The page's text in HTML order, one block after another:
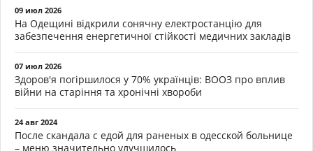
09 июл 2026
На Одещині відкрили сонячну електростанцію для
забезпечення енергетичної стійкості медичних закладів
07 июл 2026
Здоров'я погіршилося у 70% українців: ВООЗ про вплив
війни на старіння та хронічні хвороби
24 авг 2024
После скандала с едой для раненых в одесской больнице
– меню значительно улучшилось